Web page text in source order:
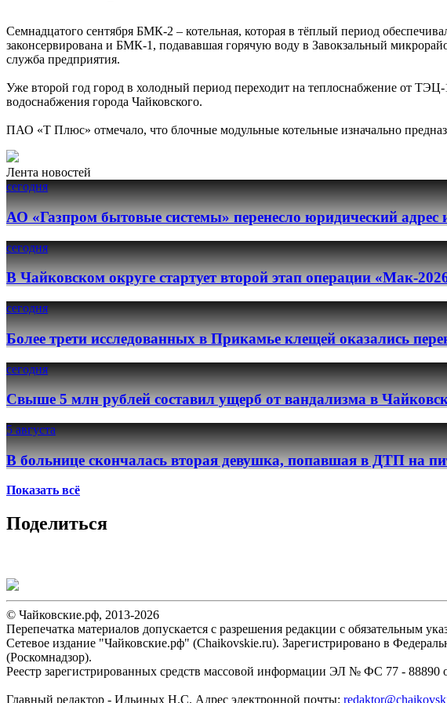
Семнадцатого сентября БМК-2 – котельная, которая в тёплый период
законсервирована и БМК-1, подававшая горячую воду в Завокзальный
служба предприятия.
Уже второй год город в холодный период переходит на теплоснабжение от
водоснабжения города Чайковского.
ПАО «Т Плюс» отмечало, что блочные модульные котельные изначально
Лента новостей
сегодня
АО «Газпром бытовые системы» перенесло юридический адрес
сегодня
В Чайковском округе стартует второй этап операции «Мак-
сегодня
Более трети исследованных в Прикамье клещей оказались
сегодня
Свыше 5 млн рублей составил ущерб от вандализма в
5 августа
В больнице скончалась вторая девушка, попавшая в ДТП на
Показать всё
Поделиться
© Чайковские.рф, 2013-2026
Перепечатка материалов допускается с разрешения редакции с обязательным
Сетевое издание "Чайковские.рф" (Chaikovskie.ru). Зарегистрировано в
(Роскомнадзор).
Реестр зарегистрированных средств массовой информации ЭЛ № ФС 77 -
Главный редактор - Ильиных Н.С. Адрес электронной почты: